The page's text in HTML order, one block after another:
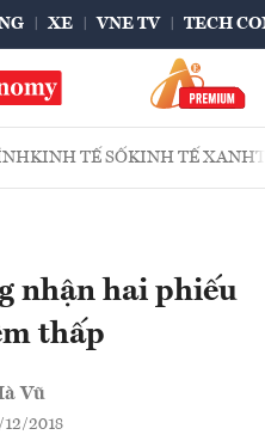
XE VNE TV TECH
KINH TẾ SỐKINH TẾ XANH
nhận hai phiếu
thấp
Vũ
12/2018